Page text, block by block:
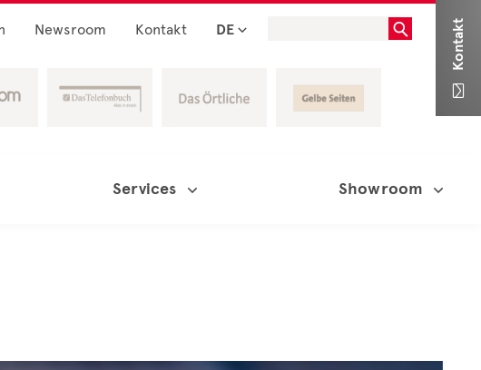
Newsroom Kontakt DE
Services Showroom

Kontakt